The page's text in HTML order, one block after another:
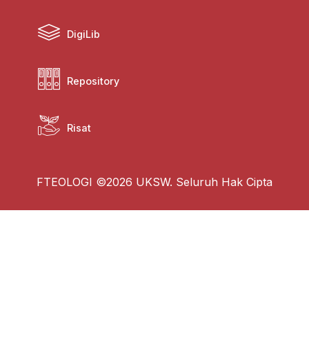
DigiLib
Repository
Risat
FTEOLOGI ©2026 UKSW. Seluruh Hak Cipta